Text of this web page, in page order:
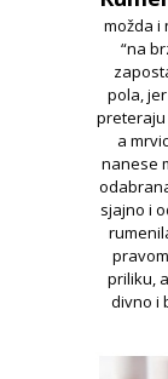
možda i
“na
pola,
preteraju
a
nanese
sjajno i
priliku,
divno i